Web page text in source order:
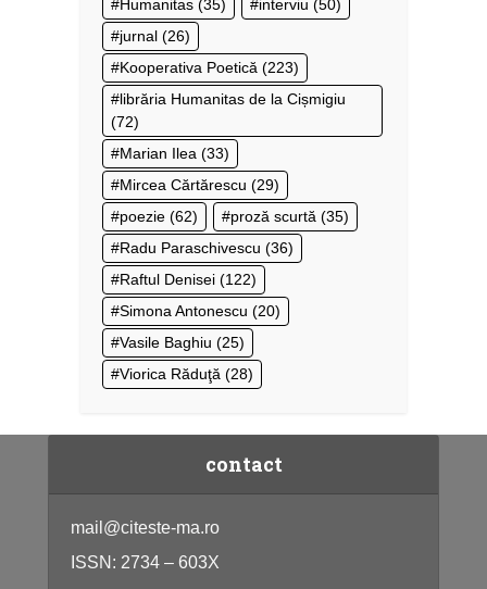
Humanitas (35) interviu (50)
jurnal (26)
Kooperativa Poetică (223)
librăria Humanitas de la Cișmigiu
(72)
Marian Ilea (33)
Mircea Cărtărescu (29)
poezie (62) proză scurtă (35)
Radu Paraschivescu (36)
Raftul Denisei (122)
Simona Antonescu (20)
Vasile Baghiu (25)
Viorica Răduţă (28)
contact
mail@citeste-ma.ro
ISSN: 2734 – 603X